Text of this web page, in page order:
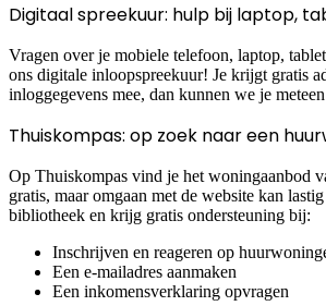
Digitaal spreekuur: hulp bij laptop,
Vragen over je mobiele telefoon, laptop,
ons digitale inloopspreekuur! Je krijgt gratis
inloggegevens mee, dan kunnen we je
Thuiskompas: op zoek naar een
Op Thuiskompas vind je het woningaanbod
gratis, maar omgaan met de website kan
bibliotheek en krijg gratis ondersteuning bij:
Inschrijven en reageren op
Een e-mailadres aanmaken
Een inkomensverklaring opvragen